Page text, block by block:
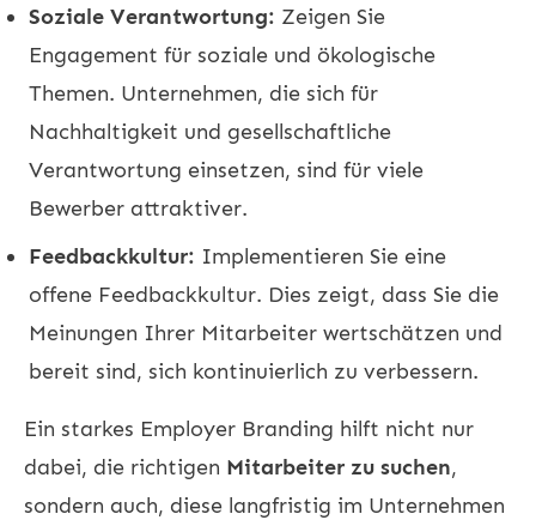
Soziale Verantwortung: Zeigen Sie
Engagement für soziale und ökologische
Themen. Unternehmen, die sich für
Nachhaltigkeit und gesellschaftliche
Verantwortung einsetzen, sind für viele
Bewerber attraktiver.
Feedbackkultur: Implementieren Sie eine
offene Feedbackkultur. Dies zeigt, dass Sie die
Meinungen Ihrer Mitarbeiter wertschätzen und
bereit sind, sich kontinuierlich zu verbessern.
Ein starkes Employer Branding hilft nicht nur
dabei, die richtigen Mitarbeiter zu suchen,
sondern auch, diese langfristig im Unternehmen